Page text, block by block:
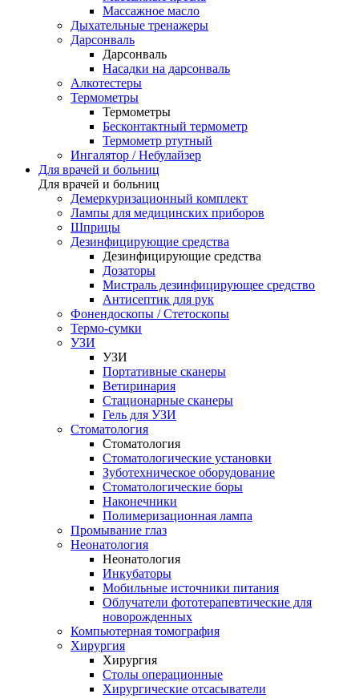
Массажное масло
Дыхательные тренажеры
Дарсонваль
Дарсонваль
Насадки на дарсонваль
Алкотестеры
Термометры
Термометры
Бесконтактный термометр
Термометр ртутный
Ингалятор / Небулайзер
Для врачей и больниц
Для врачей и больниц
Демеркуризационный комплект
Лампы для медицинских приборов
Шприцы
Дезинфицирующие средства
Дезинфицирующие средства
Дозаторы
Мистраль дезинфицирующее средство
Антисептик для рук
Фонендоскопы / Стетоскопы
Термо-сумки
УЗИ
УЗИ
Портативные сканеры
Ветиринария
Стационарные сканеры
Гель для УЗИ
Стоматология
Стоматология
Стоматологические установки
Зуботехническое оборудование
Стоматологические боры
Наконечники
Полимеризационная лампа
Промывание глаз
Неонатология
Неонатология
Инкубаторы
Мобильные источники питания
Облучатели фототерапевтические для
новорожденных
Компьютерная томография
Хирургия
Хирургия
Столы операционные
Хирургические отсасыватели